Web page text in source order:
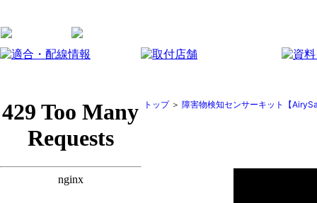
トップ＞ 障害物検知センサーキット【